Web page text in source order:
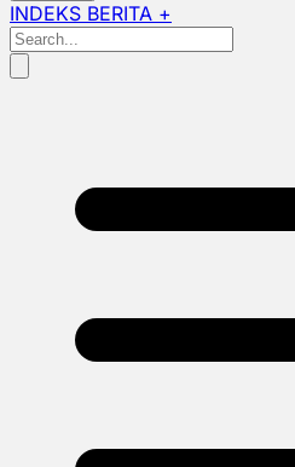
INDEKS BERITA +